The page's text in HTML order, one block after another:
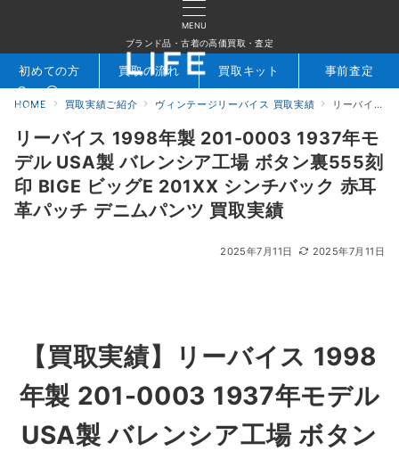
MENU
ブランド品・古着の高価買取・査定
検索 お問合せ
初めての方 買取の流れ 買取キット 事前査定
HOME 買取実績ご紹介 ヴィンテージリーバイス 買取実績 リーバイス 1998年製 201-0003 1937年モデル USA製 バレンシア工場 ボタン裏555刻印 BIGE ビッグE 201XX シンチバック 赤耳 革パッチ デニムパンツ 買取実績
リーバイス 1998年製 201-0003 1937年モ
デル USA製 バレンシア工場 ボタン裏555刻
印 BIGE ビッグE 201XX シンチバック 赤耳
革パッチ デニムパンツ 買取実績
2025年7月11日 2025年7月11日
【買取実績】
リーバイス 1998
年製 201-0003 1937年モデル
USA製 バレンシア工場 ボタン